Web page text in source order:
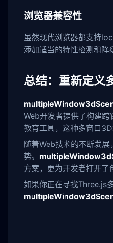
浏览器兼容性
虽然现代浏览器都支持
添加适当的特性检测和降
总结：重新定义
Web开发者提供了构建
教育工具，这种多窗口
随着Web技术的不断发
势。
方案，更为开发者打开了
如果你正在寻找Three.js